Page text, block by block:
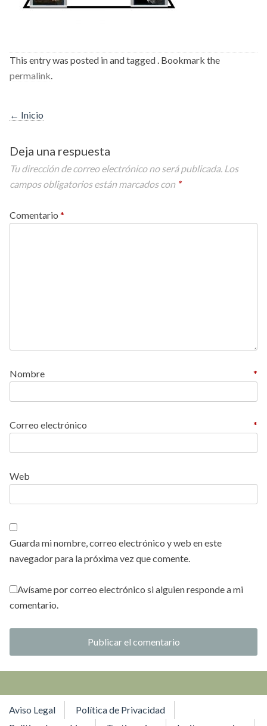
This entry was posted in and tagged . Bookmark the
permalink.
Post
navigation
← Inicio
Deja una respuesta
Tu dirección de correo electrónico no será publicada. Los
campos obligatorios están marcados con *
Comentario *
Nombre *
Correo electrónico *
Web
Guarda mi nombre, correo electrónico y web en este
navegador para la próxima vez que comente.
Avísame por correo electrónico si alguien responde a mi
comentario.
Aviso Legal
Política de Privacidad